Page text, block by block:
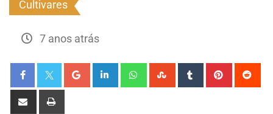
Cultivares
7 anos atrás